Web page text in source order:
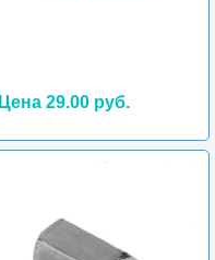
Цена 29.00 руб.